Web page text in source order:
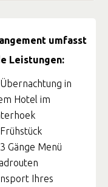
umfasst
Leistungen:
in
Hotel im
Gänge Menü
Ihres